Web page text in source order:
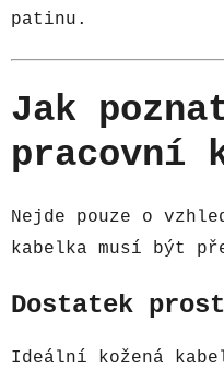
patinu.
Jak
pracovní
Nejde pouze o
kabelka musí být
Dostatek
Ideální kožená